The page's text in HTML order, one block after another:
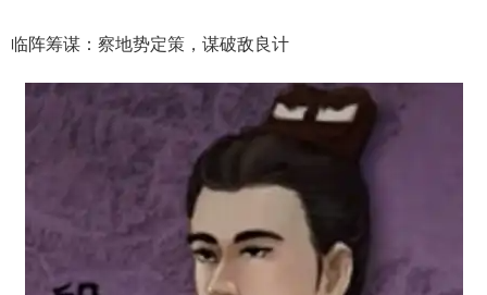
临阵筹谋：察地势定策，谋破敌良计